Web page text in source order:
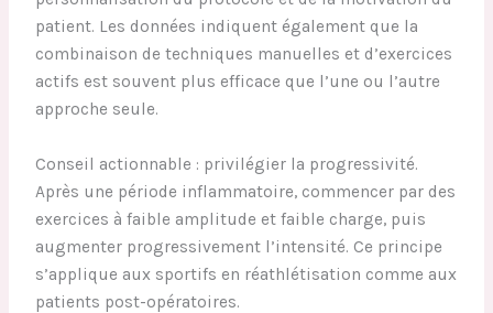
patient. Les données indiquent également que la
combinaison de techniques manuelles et d’exercices
actifs est souvent plus efficace que l’une ou l’autre
approche seule.
Conseil actionnable : privilégier la progressivité.
Après une période inflammatoire, commencer par des
exercices à faible amplitude et faible charge, puis
augmenter progressivement l’intensité. Ce principe
s’applique aux sportifs en réathlétisation comme aux
patients post-opératoires.